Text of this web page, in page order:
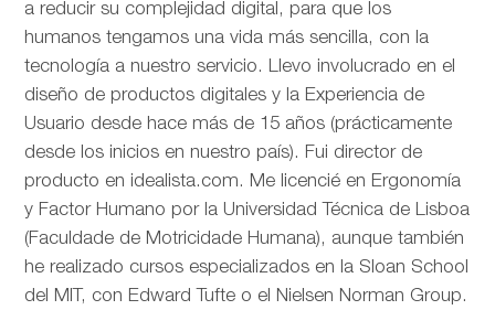
a reducir su complejidad digital, para que los
humanos tengamos una vida más sencilla, con la
tecnología a nuestro servicio. Llevo involucrado en el
diseño de productos digitales y la Experiencia de
Usuario desde hace más de 15 años (prácticamente
desde los inicios en nuestro país). Fui director de
producto en idealista.com. Me licencié en Ergonomía
y Factor Humano por la Universidad Técnica de Lisboa
(Faculdade de Motricidade Humana), aunque también
he realizado cursos especializados en la Sloan School
del MIT, con Edward Tufte o el Nielsen Norman Group.